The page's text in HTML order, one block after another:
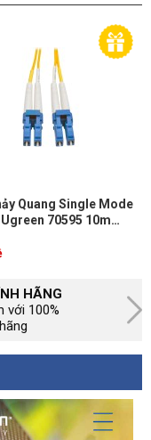
Quang Single Mode
Ugreen 70595 10m
Bước Sóng
HÃNG
với 100%